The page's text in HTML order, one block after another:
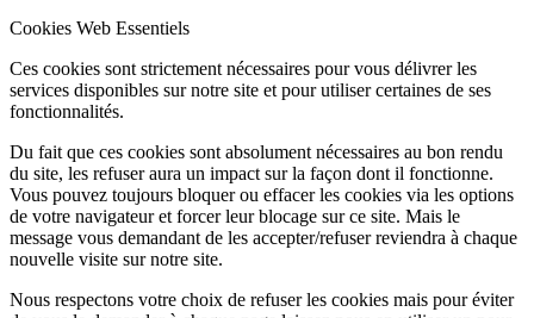
Cookies Web Essentiels
Ces cookies sont strictement nécessaires pour vous délivrer les
services disponibles sur notre site et pour utiliser certaines de ses
fonctionnalités.
Du fait que ces cookies sont absolument nécessaires au bon rendu
du site, les refuser aura un impact sur la façon dont il fonctionne.
Vous pouvez toujours bloquer ou effacer les cookies via les options
de votre navigateur et forcer leur blocage sur ce site. Mais le
message vous demandant de les accepter/refuser reviendra à chaque
nouvelle visite sur notre site.
Nous respectons votre choix de refuser les cookies mais pour éviter